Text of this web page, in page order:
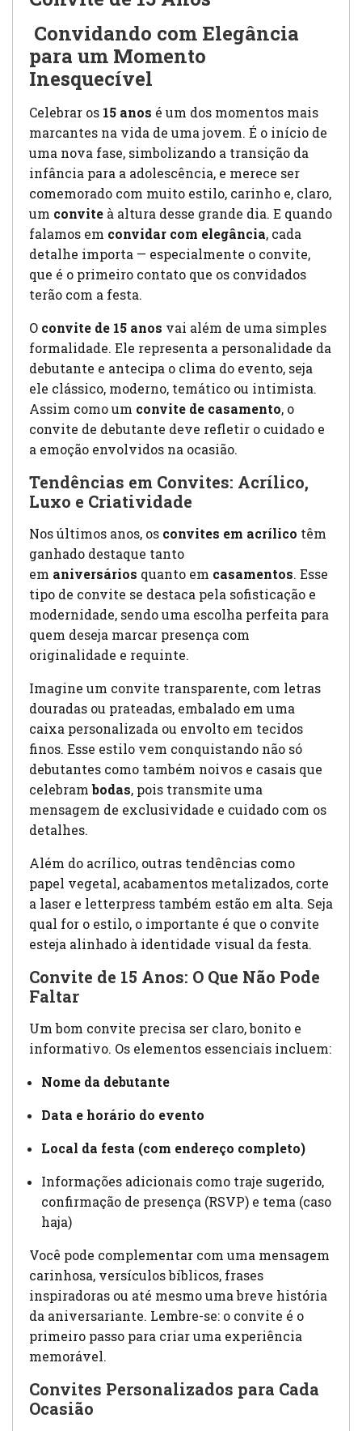
Convidando com Elegância
para um Momento
Inesquecível
Celebrar os 15 anos é um dos momentos mais
marcantes na vida de uma jovem. É o início de
uma nova fase, simbolizando a transição da
infância para a adolescência, e merece ser
comemorado com muito estilo, carinho e, claro,
um convite à altura desse grande dia. E quando
falamos em convidar com elegância, cada
detalhe importa — especialmente o convite,
que é o primeiro contato que os convidados
terão com a festa.
O convite de 15 anos vai além de uma simples
formalidade. Ele representa a personalidade da
debutante e antecipa o clima do evento, seja
ele clássico, moderno, temático ou intimista.
Assim como um convite de casamento, o
convite de debutante deve refletir o cuidado e
a emoção envolvidos na ocasião.
Tendências em Convites: Acrílico,
Luxo e Criatividade
Nos últimos anos, os convites em acrílico têm
ganhado destaque tanto
em aniversários quanto em casamentos. Esse
tipo de convite se destaca pela sofisticação e
modernidade, sendo uma escolha perfeita para
quem deseja marcar presença com
originalidade e requinte.
Imagine um convite transparente, com letras
douradas ou prateadas, embalado em uma
caixa personalizada ou envolto em tecidos
finos. Esse estilo vem conquistando não só
debutantes como também noivos e casais que
celebrambodas, pois transmite uma
mensagem de exclusividade e cuidado com os
detalhes.
Além do acrílico, outras tendências como
papel vegetal, acabamentos metalizados, corte
a laser e letterpress também estão em alta. Seja
qual for o estilo, o importante é que o convite
esteja alinhado à identidade visual da festa.
Convite de 15 Anos: O Que Não Pode
Faltar
Um bom convite precisa ser claro, bonito e
informativo. Os elementos essenciais incluem:
Nome da debutante
Data e horário do evento
Local da festa (com endereço completo)
Informações adicionais como traje sugerido,
confirmação de presença (RSVP) e tema (caso
haja)
Você pode complementar com uma mensagem
carinhosa, versículos bíblicos, frases
inspiradoras ou até mesmo uma breve história
da aniversariante. Lembre-se: o convite é o
primeiro passo para criar uma experiência
memorável.
Convites Personalizados para Cada
Ocasião